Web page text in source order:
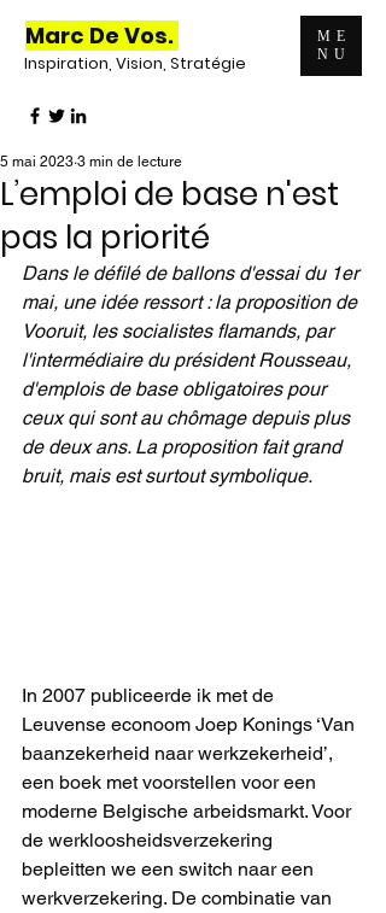
ME
NU
Marc De Vos.
Inspiration, Vision, Stratégie
L’emploi de base n'est
pas la priorité
5 mai 2023 3 min de lecture
Dans le défilé de ballons d'essai du 1er
mai, une idée ressort : la proposition de
Vooruit, les socialistes flamands, par
l'intermédiaire du président Rousseau,
d'emplois de base obligatoires pour
ceux qui sont au chômage depuis plus
de deux ans. La proposition fait grand
bruit, mais est surtout symbolique.
In 2007 publiceerde ik met de
Leuvense econoom Joep Konings ‘Van
baanzekerheid naar werkzekerheid’,
een boek met voorstellen voor een
moderne Belgische arbeidsmarkt. Voor
de werkloosheidsverzekering
bepleitten we een switch naar een
werkverzekering. De combinatie van